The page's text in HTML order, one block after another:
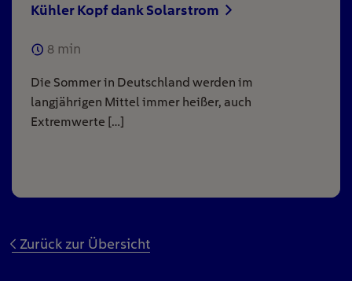
Kühler Kopf dank Solarstrom
8 min
Die Sommer in Deutschland werden im
langjährigen Mittel immer heißer, auch
Extremwerte […]
Zurück zur Übersicht